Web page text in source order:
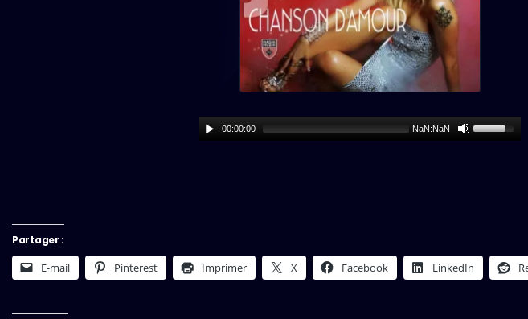
00:00:00 NaN:NaN
Partager :
E-mail Pinterest Imprimer X Facebook LinkedIn